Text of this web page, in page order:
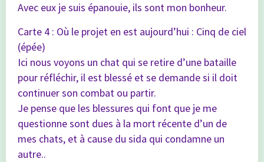
Avec eux je suis épanouie, ils sont mon bonheur.
Carte 4 : Où le projet en est aujourd’hui : Cinq de ciel
(épée)
Ici nous voyons un chat qui se retire d’une bataille
pour réfléchir, il est blessé et se demande si il doit
continuer son combat ou partir.
Je pense que les blessures qui font que je me
questionne sont dues à la mort récente d’un de
mes chats, et à cause du sida qui condamne un
autre..